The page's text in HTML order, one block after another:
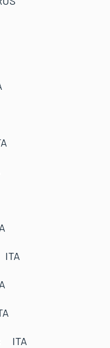
ITA
ITA
ITA
ITA
ITA
ITA
ITA
ITA
1993 ITA
ITA
ITA
1994 ITA